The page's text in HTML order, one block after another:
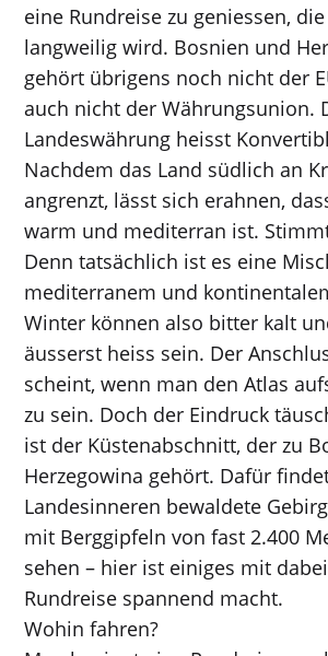
eine Rundreise zu geniessen,
langweilig wird. Bosnien und
gehört übrigens noch nicht der
auch nicht der Währungsunion.
Landeswährung heisst
Nachdem das Land südlich an
angrenzt, lässt sich erahnen,
warm und mediterran ist.
Denn tatsächlich ist es eine
mediterranem und
Winter können also bitter kalt
äusserst heiss sein. Der
scheint, wenn man den Atlas
zu sein. Doch der Eindruck
ist der Küstenabschnitt, der zu
Herzegowina gehört. Dafür
Landesinneren bewaldete
mit Berggipfeln von fast 2.400
sehen – hier ist einiges mit
Rundreise spannend macht.
Wohin fahren?